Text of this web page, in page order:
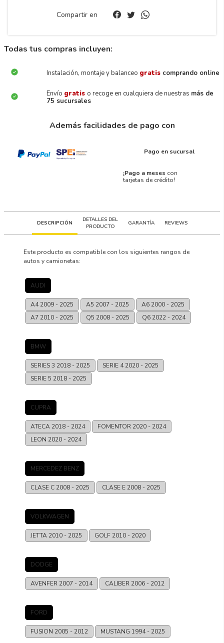
Compartir en
Todas tus compras incluyen:
Instalación, montaje y balanceo gratis comprando online
Envío gratis o recoge en cualquiera de nuestras más de
75 sucursales
Además facilidades de pago con
Pago en sucursal
¡Pago a meses con
tarjetas de crédito!
DESCRIPCIÓN
DETALLES DEL
PRODUCTO
GARANTÍA REVIEWS
Este producto es compatible con los siguientes rangos de
autos y camionetas:
AUDI
A42009 - 2025 A5 2007 - 2025 A6 2000 - 2025
A7 2010 - 2025 Q5 2008 - 2025 Q6 2022 - 2024
BMW
SERIES 3 2018 - 2025 SERIE 42020 - 2025
SERIE 5 2018 - 2025
CUPRA
ATECA 2018 - 2024 FOMENTOR 2020 - 2024
LEON 2020 - 2024
MERCEDEZ BENZ
CLASE C 2008 - 2025 CLASE E 2008 - 2025
VOLKWAGEN
JETTA 2010 - 2025 GOLF 2010 - 2020
DODGE
AVENFER 2007 - 2014 CALIBER 2006 - 2012
FORD
FUSION 2005 - 2012 MUSTANG 1994 - 2025